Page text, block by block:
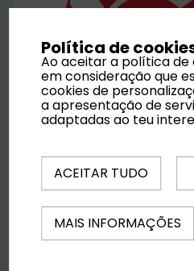
Ilha de Santa Maria
Praias de areia dourada,
natureza preservada. Ilha
paisagens
inesquecíveis nos Açores.
Política de
Ao aceitar a política de
em consideração que
cookies de
a apresentação de
adaptadas ao teu
ACEITAR TUDO
MAIS INFORMAÇÕES